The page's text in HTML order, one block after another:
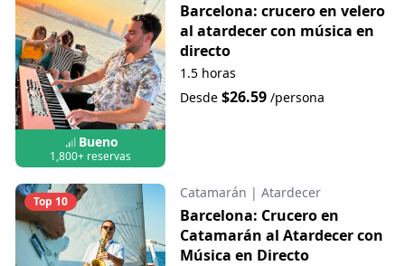
Bueno
1,800+ reservas
Barcelona: crucero en velero
al atardecer con música en
directo
1.5 horas
Desde $26.59/persona
Top 10
Catamarán | Atardecer
Barcelona: Crucero en
Catamarán al Atardecer con
Música en Directo